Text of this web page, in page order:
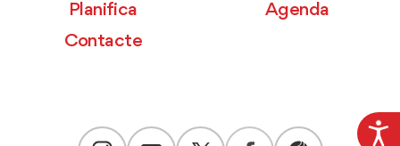
Planifica
Agenda
Contacte